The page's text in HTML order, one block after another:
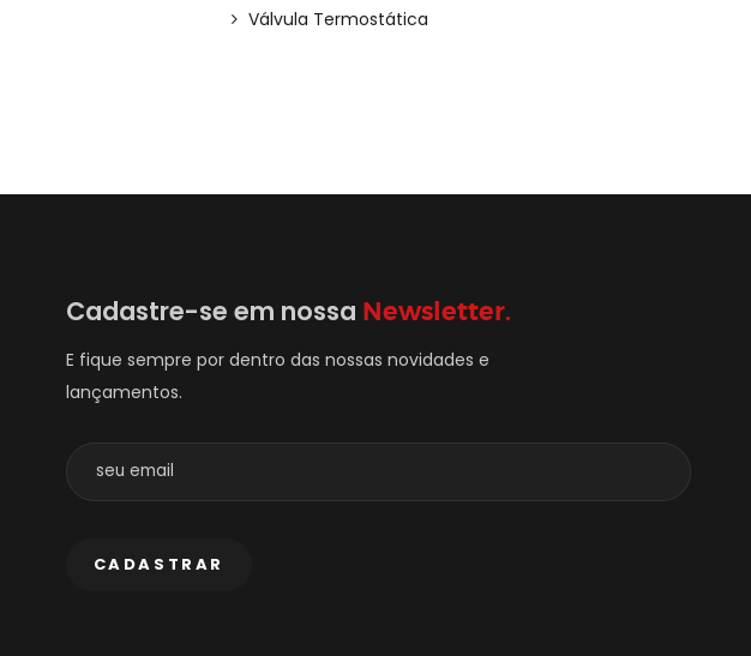
Válvula Termostática
Cadastre-se em nossa Newsletter.
E fique sempre por dentro das nossas novidades e
lançamentos.